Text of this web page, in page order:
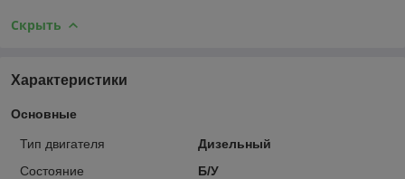
Скрыть
Характеристики
Основные
Тип двигателя
Дизельный
Состояние
Б/У